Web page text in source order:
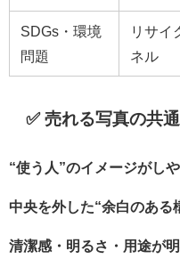
SDGs・環境
問題
リサイ
ネル
✅ 売れる写真の共
“使う人”のイメージがし
中央を外した“余白のある
清潔感・明るさ・用途が